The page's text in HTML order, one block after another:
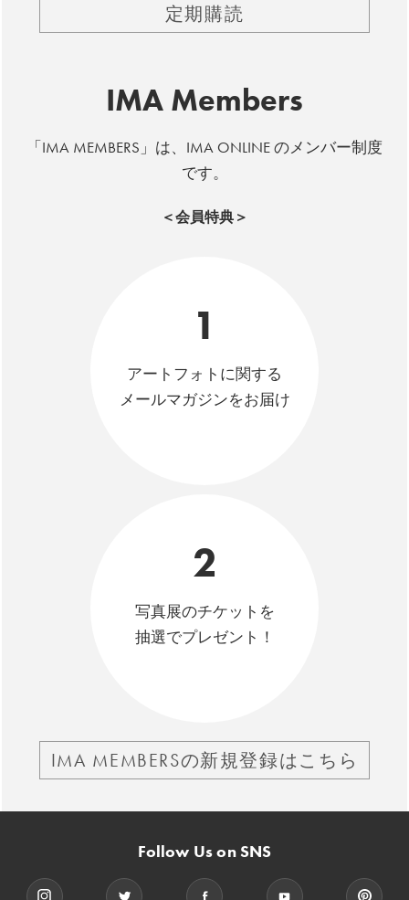
定期購読
IMA Members
「IMA MEMBERS」は、IMA ONLINE のメンバー制度
です。
＜会員特典＞
1
アートフォトに関する
メールマガジンをお届け
2
写真展のチケットを
抽選でプレゼント！
IMA MEMBERSの新規登録はこちら
Follow Us on SNS